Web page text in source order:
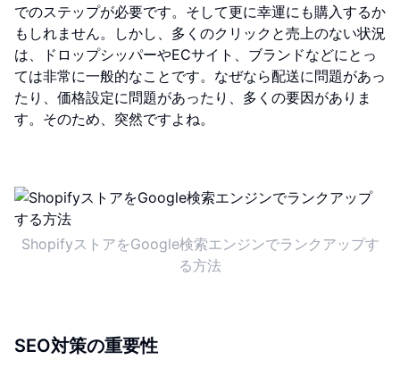
でのステップが必要です。そして更に幸運にも購入するか
もしれません。しかし、多くのクリックと売上のない状況
は、ドロップシッパーやECサイト、ブランドなどにとっ
ては非常に一般的なことです。なぜなら配送に問題があっ
たり、価格設定に問題があったり、多くの要因がありま
す。そのため、突然ですよね。
ShopifyストアをGoogle検索エンジンでランクアップす
る方法
SEO対策の重要性